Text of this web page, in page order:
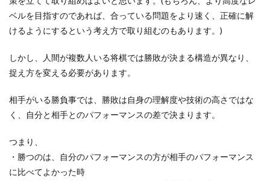
ベルを目指すのであれば、合っている問題をより速く、正確に解
けるようにするという考え方で取り組むのもあります。)
しかし、人間が複数人いる将棋では勝敗が決まる構造が異なり、
捉え方を変える必要があります。
相手がいる勝負事では、勝敗は自身の理解度や技術の高さではな
く、自分と相手とのパフォーマンスの差で決まります。
つまり、
・勝つのは、自分のパフォーマンスの方が相手のパフォーマンス
に比べてよかった時